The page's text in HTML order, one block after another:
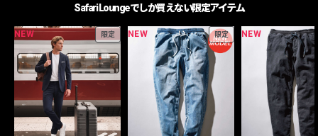
Safari Loungeでしか買えない限定アイテム
NEW 限定 NEW 限定 NEW